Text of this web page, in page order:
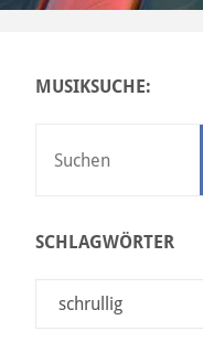
MUSIKSUCHE:
SCHLAGWÖRTER